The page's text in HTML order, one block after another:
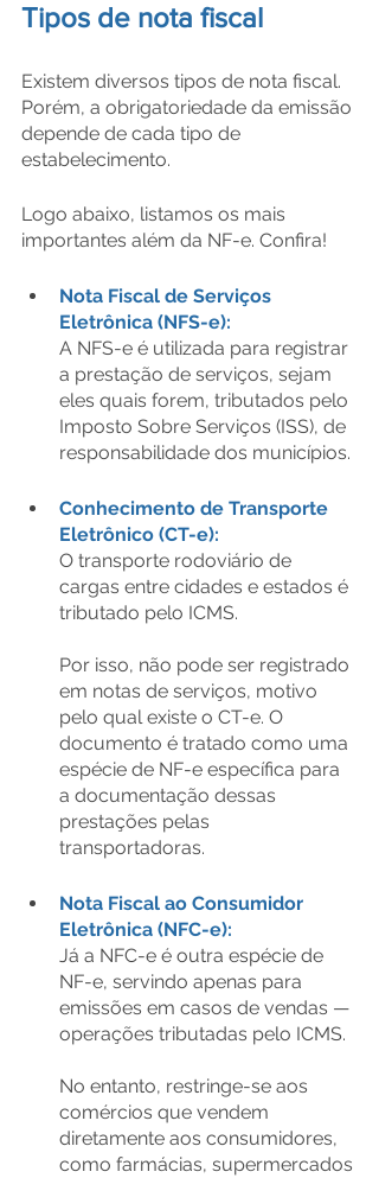
Tipos de nota fiscal
Existem diversos tipos de nota fiscal.
Porém, a obrigatoriedade da emissão
depende de cada tipo de
estabelecimento.
Logo abaixo, listamos os mais
importantes além da NF-e. Confira!
Nota Fiscal de Serviços
Eletrônica (NFS-e):
A NFS-e é utilizada para registrar
a prestação de serviços, sejam
eles quais forem, tributados pelo
Imposto Sobre Serviços (ISS), de
responsabilidade dos municípios.
Conhecimento de Transporte
Eletrônico (CT-e):
O transporte rodoviário de
cargas entre cidades e estados é
tributado pelo ICMS.
Por isso, não pode ser registrado
em notas de serviços, motivo
pelo qual existe o CT-e. O
documento é tratado como uma
espécie de NF-e específica para
a documentação dessas
prestações pelas
transportadoras.
Nota Fiscal ao Consumidor
Eletrônica (NFC-e):
Já a NFC-e é outra espécie de
NF-e, servindo apenas para
emissões em casos de vendas —
operações tributadas pelo ICMS.
No entanto, restringe-se aos
comércios que vendem
diretamente aos consumidores,
como farmácias, supermercados